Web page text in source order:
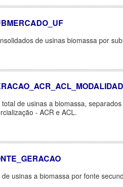
de usinas biomassa por
de usinas a biomassa,
- ACR e ACL.
usinas a biomassa por fonte